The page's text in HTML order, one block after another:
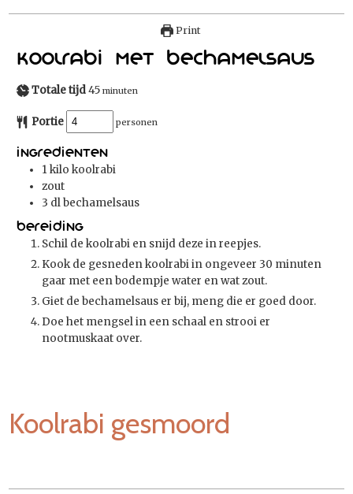
Print
Koolrabi met bechamelsaus
Totale tijd45 minuten
Portie personen
Ingredienten
1kilo koolrabi
zout
3 dlbechamelsaus
Bereiding
Schil de koolrabi en snijd deze in reepjes.
Kook de gesneden koolrabi in ongeveer 30 minuten
gaar met een bodempje water en wat zout.
Giet de bechamelsaus er bij, meng die er goed door.
Doe het mengsel in een schaal en strooi er
nootmuskaat over.
Koolrabi gesmoord